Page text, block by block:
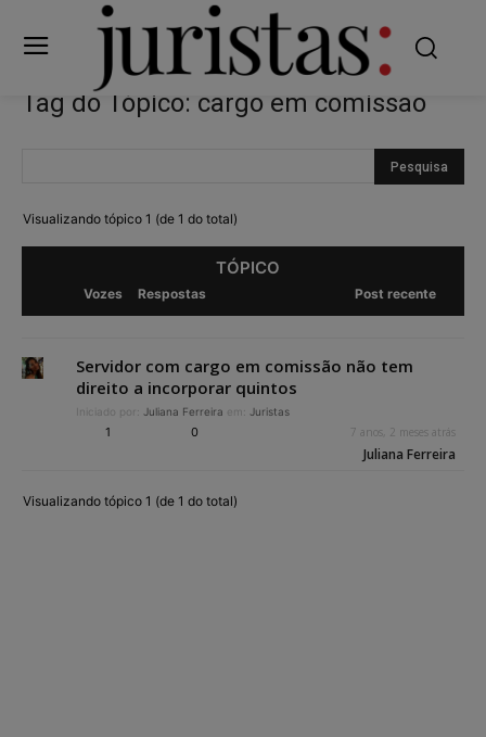
Tag do Tópico: cargo em comissão
Visualizando tópico 1 (de 1 do total)
TÓPICO
Vozes Respostas Post recente
Servidor com cargo em comissão não tem
direito a incorporar quintos
Iniciado por: Juliana Ferreira em: Juristas
1 0 7 anos, 2 meses atrás
Juliana Ferreira
Visualizando tópico 1 (de 1 do total)